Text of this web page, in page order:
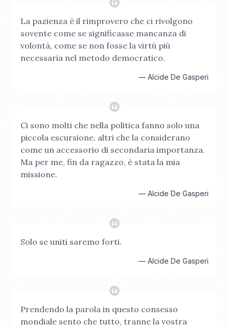
La pazienza è il rimprovero che ci rivolgono
sovente come se significasse mancanza di
volontà, come se non fosse la virtù più
necessaria nel metodo democratico.
— Alcide De Gasperi
Ci sono molti che nella politica fanno solo una
piccola escursione, altri che la considerano
come un accessorio di secondaria importanza.
Ma per me, fin da ragazzo, è stata la mia
missione.
— Alcide De Gasperi
Solo se uniti saremo forti.
— Alcide De Gasperi
Prendendo la parola in questo consesso
mondiale sento che tutto, tranne la vostra